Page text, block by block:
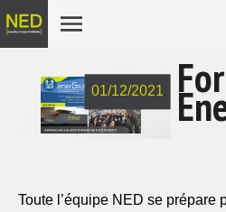
01/12/2021
Toute l’équipe NED se prépare